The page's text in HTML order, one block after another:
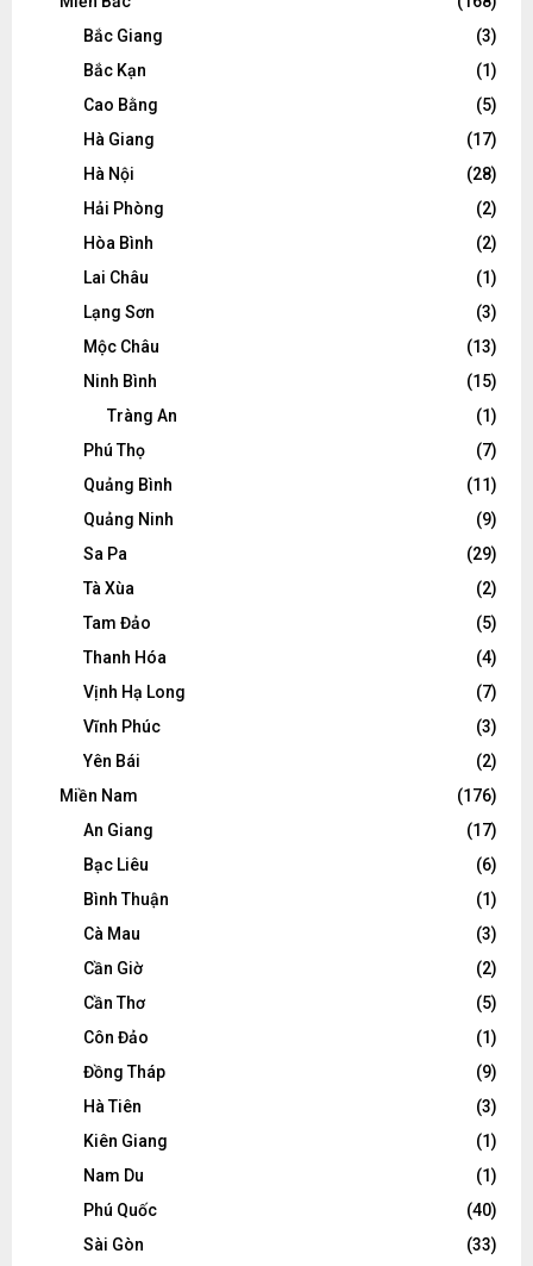
Bắc Giang
(3)
Bắc Kạn
(1)
Cao Bằng
(5)
Hà Giang
(17)
Hà Nội
(28)
Hải Phòng
(2)
Hòa Bình
(2)
Lai Châu
(1)
Lạng Sơn
(3)
Mộc Châu
(13)
Ninh Bình
(15)
Tràng An
(1)
Phú Thọ
(7)
Quảng Bình
(11)
Quảng Ninh
(9)
Sa Pa
(29)
Tà Xùa
(2)
Tam Đảo
(5)
Thanh Hóa
(4)
Vịnh Hạ Long
(7)
Vĩnh Phúc
(3)
Yên Bái
(2)
Miền Nam
(176)
An Giang
(17)
Bạc Liêu
(6)
Bình Thuận
(1)
Cà Mau
(3)
Cần Giờ
(2)
Cần Thơ
(5)
Côn Đảo
(1)
Đồng Tháp
(9)
Hà Tiên
(3)
Kiên Giang
(1)
Nam Du
(1)
Phú Quốc
(40)
Sài Gòn
(33)